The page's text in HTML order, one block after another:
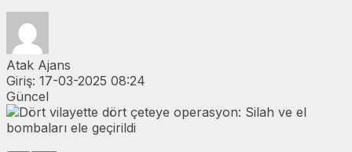
Atak Ajans
Giriş: 17-03-2025 08:24
Güncel